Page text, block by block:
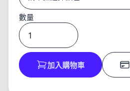
數量
加入購物車